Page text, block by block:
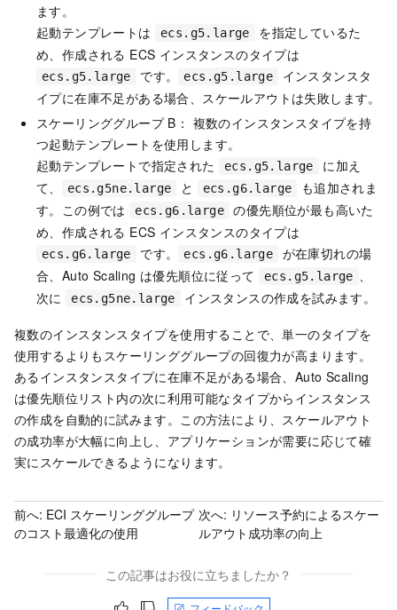
ます。
起動テンプレートは
ecs.g5.large
を指定しているた
め、作成される ECS インスタンスのタイプは
ecs.g5.large です。 ecs.g5.large
インスタンスタ
イプに在庫不足がある場合、スケールアウトは失敗します。
スケーリンググループ B： 複数のインスタンスタイプを持
つ起動テンプレートを使用します。
起動テンプレートで指定された
ecs.g5.large
に加え
て、
ecs.g5ne.large と ecs.g6.large
も追加されま
す。この例では
ecs.g6.large
の優先順位が最も高いた
め、作成される ECS インスタンスのタイプは
ecs.g6.large です。 ecs.g6.large
が在庫切れの場
合、Auto Scaling は優先順位に従って
ecs.g5.large
次に
ecs.g5ne.large インスタンスの作成を試みます。
複数のインスタンスタイプを使用することで、単一のタイプを
使用するよりもスケーリンググループの回復力が高まります。
あるインスタンスタイプに在庫不足がある場合、Auto Scaling
は優先順位リスト内の次に利用可能なタイプからインスタンス
の作成を自動的に試みます。この方法により、スケールアウト
の成功率が大幅に向上し、アプリケーションが需要に応じて確
実にスケールできるようになります。
前へ: ECI スケーリンググループ
のコスト最適化の使用
次へ: リソース予約によるスケー
ルアウト成功率の向上
この記事はお役に立ちましたか？